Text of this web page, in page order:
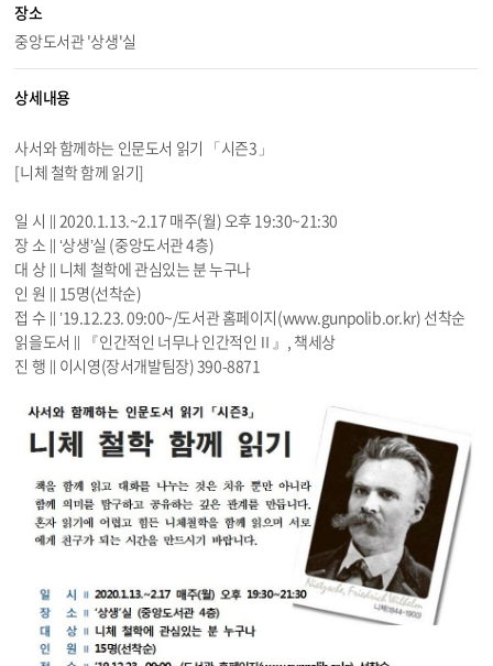
장소
중앙도서관 '상생'실
상세내용
사서와 함께하는 인문도서 읽기 「시즌3」
[니체 철학 함께 읽기]
일 시 ∥ 2020.1.13.~2.17 매주(월) 오후 19:30~21:30
장 소 ∥ ‘상생’실 (중앙도서관 4층)
대 상 ∥ 니체 철학에 관심있는 분 누구나
인 원 ∥ 15명(선착순)
접 수 ∥ ’19.12.23. 09:00~/도서관 홈페이지(www.gunpolib.or.kr) 선착순
읽을도서 ∥ 『인간적인 너무나 인간적인Ⅱ』, 책세상
진 행 ∥ 이시영(장서개발팀장) 390-8871